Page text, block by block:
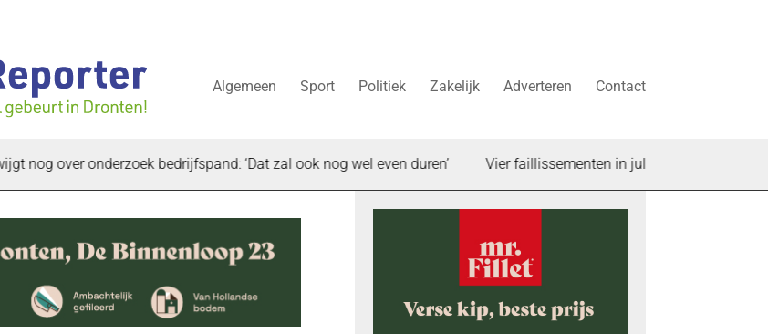
Algemeen Sport Politiek Zakelijk Adverteren Contact
onderzoek bedrijfspand: ‘Dat zal ook nog wel even duren’ Vier faillissementen in juli: deze bedrijven in